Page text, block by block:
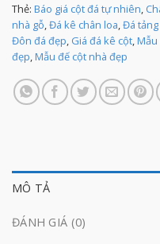
Thẻ: Báo giá cột đá tự nhiên,
nhà gỗ,Đá kê chân loa,Đá
Đôn đá đẹp, Giá đá kê cột,
đẹp,Mẫu đế cột nhà đẹp
MÔ TẢ
ĐÁNH GIÁ (0)